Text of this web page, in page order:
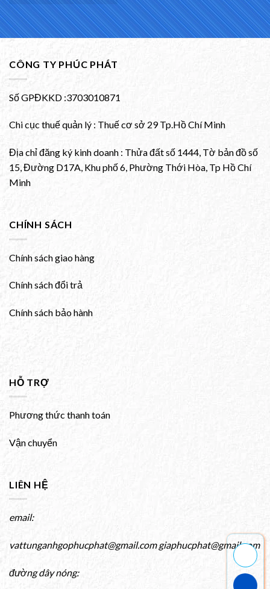
CÔNG TY PHÚC PHÁT
Số GPĐKKD :3703010871
Chi cục thuế quản lý : Thuế cơ sở 29 Tp.Hồ Chí Minh
Địa chỉ đăng ký kinh doanh : Thửa đất số 1444, Tờ bản đồ số
15, Đường D17A, Khu phố 6, Phường Thới Hòa, Tp Hồ Chí
Minh
CHÍNH SÁCH
Chính sách giao hàng
Chính sách đổi trả
Chính sách bảo hành
HỖ TRỢ
Phương thức thanh toán
Vận chuyển
LIÊN HỆ
email:
vattunganhgophucphat@gmail.com giaphucphat@gmail.com
đường dây nóng: